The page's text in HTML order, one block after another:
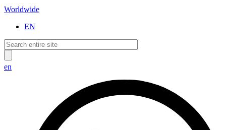
Worldwide
EN
en